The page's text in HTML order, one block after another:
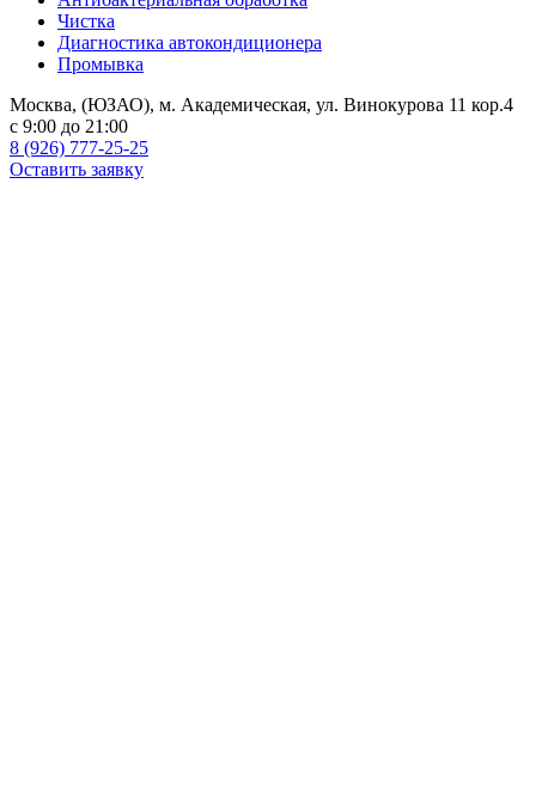
Чистка
Диагностика автокондиционера
Промывка
Москва, (ЮЗАО), м. Академическая, ул. Винокурова 11 кор.4
c 9:00 до 21:00
8 (926) 777-25-25
Оставить заявку